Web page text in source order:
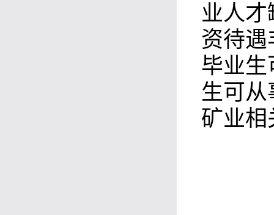
业人才
资待
毕业生
生可
矿业相